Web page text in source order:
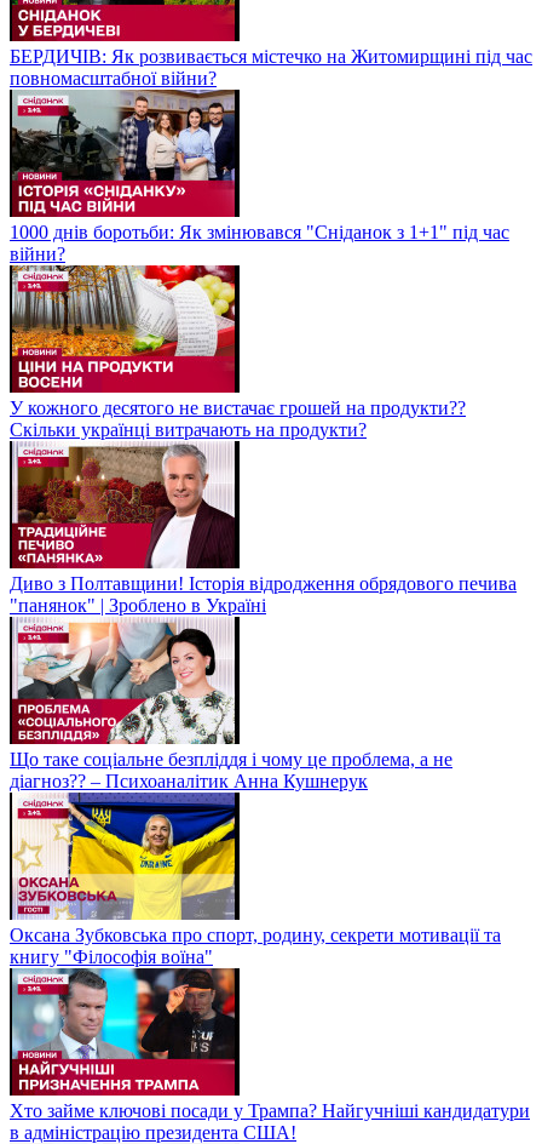
БЕРДИЧІВ: Як розвивається містечко на Житомирщині під час
повномасштабної війни?
1000 днів боротьби: Як змінювався "Сніданок з 1+1" під час
війни?
У кожного десятого не вистачає грошей на продукти??
Скільки українці витрачають на продукти?
Диво з Полтавщини! Історія відродження обрядового печива
"панянок" | Зроблено в Україні
Що таке соціальне безпліддя і чому це проблема, а не
діагноз?? – Психоаналітик Анна Кушнерук
Оксана Зубковська про спорт, родину, секрети мотивації та
книгу "Філософія воїна"
Хто займе ключові посади у Трампа? Найгучніші кандидатури
в адміністрацію президента США!